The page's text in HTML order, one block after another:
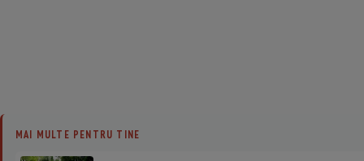
MAI MULTE PENTRU TINE